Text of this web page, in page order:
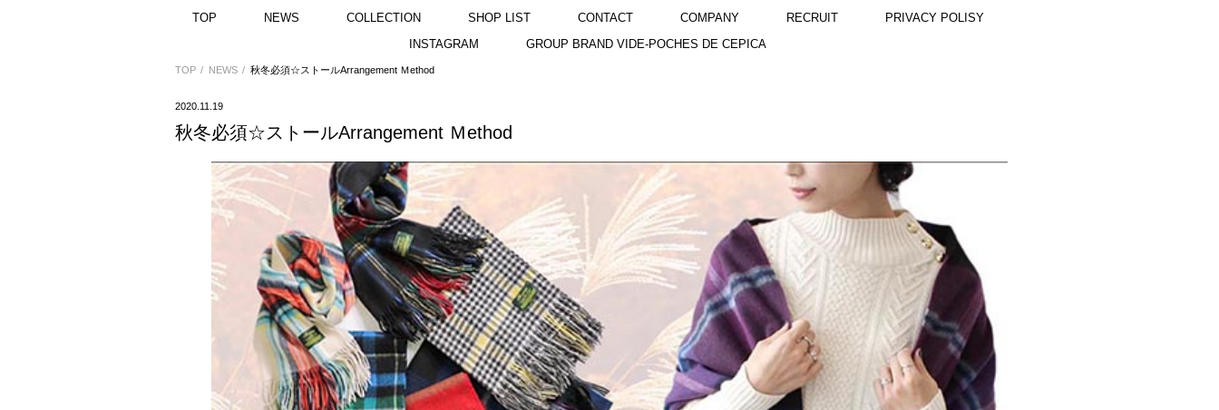
TOP NEWS COLLECTION SHOP LIST CONTACT COMPANY RECRUIT
PRIVACY POLISY
INSTAGRAM
GROUP BRAND VIDE-POCHES DE CEPICA
TOP NEWS 秋冬必須☆ストールArrangement Ｍethod
2020.11.19
秋冬必須☆ストールArrangement Ｍethod